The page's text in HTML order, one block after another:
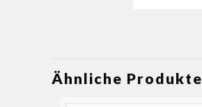
Ähnliche Produkte